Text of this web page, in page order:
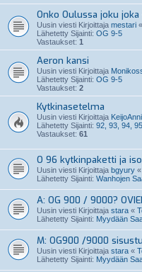
Onko Oulussa joku
Uusin viesti Kirjoittaja mestari «
Lähetetty Sijainti: OG 9-5
Vastaukset: 1
Aeron kansi
Uusin viesti Kirjoittaja
Lähetetty Sijainti: OG 9-5
Vastaukset: 2
Kytkinasetelma
Uusin viesti Kirjoittaja
Lähetetty Sijainti: 92, 93, 94,
Vastaukset: 61
O 96 kytkinpaketti ja
Uusin viesti Kirjoittaja bgyury «
Lähetetty Sijainti: Wanhojen
A: OG 900 / 9000?
Uusin viesti Kirjoittaja stara «
Lähetetty Sijainti: Myydään
M: OG900 /9000
Uusin viesti Kirjoittaja stara «
Lähetetty Sijainti: Myydään